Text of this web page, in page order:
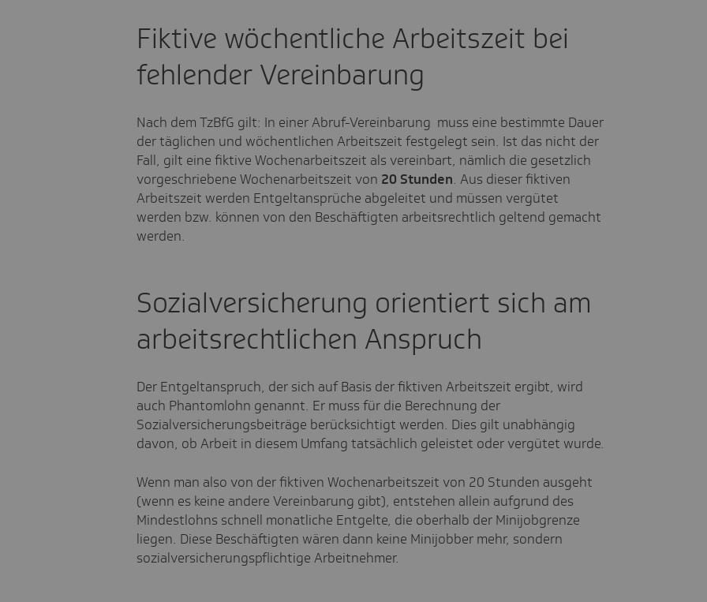
Fiktive wöchentliche Arbeitszeit bei
fehlender Vereinbarung
Nach dem TzBfG gilt: In einer Abruf-Vereinbarung muss eine bestimmte Dauer
der täglichen und wöchentlichen Arbeitszeit festgelegt sein. Ist das nicht der
Fall, gilt eine fiktive Wochenarbeitszeit als vereinbart, nämlich die gesetzlich
vorgeschriebene Wochenarbeitszeit von 20 Stunden. Aus dieser fiktiven
Arbeitszeit werden Entgeltansprüche abgeleitet und müssen vergütet
werden bzw. können von den Beschäftigten arbeitsrechtlich geltend gemacht
werden.
Sozialversicherung orientiert sich am
arbeitsrechtlichen Anspruch
Der Entgeltanspruch, der sich auf Basis der fiktiven Arbeitszeit ergibt, wird
auch Phantomlohn genannt. Er muss für die Berechnung der
Sozialversicherungsbeiträge berücksichtigt werden. Dies gilt unabhängig
davon, ob Arbeit in diesem Umfang tatsächlich geleistet oder vergütet wurde.
Wenn man also von der fiktiven Wochenarbeitszeit von 20 Stunden ausgeht
(wenn es keine andere Vereinbarung gibt), entstehen allein aufgrund des
Mindestlohns schnell monatliche Entgelte, die oberhalb der Minijobgrenze
liegen. Diese Beschäftigten wären dann keine Minijobber mehr, sondern
sozialversicherungspflichtige Arbeitnehmer.